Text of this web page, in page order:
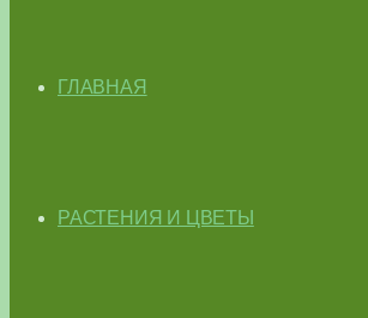
ГЛАВНАЯ
РАСТЕНИЯ И ЦВЕТЫ